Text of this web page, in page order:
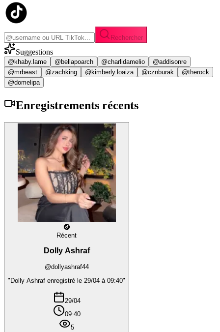
Rechercher
Suggestions
@khaby.lame @bellapoarch @charlidamelio
@addisonre
@mrbeast
@zachking @kimberly.loaiza @cznburak
@therock
@domelipa
Enregistrements récents
Récent
Dolly Ashraf
@dollyashraf44
"Dolly Ashraf enregistré le 29/04 à 09:40"
29/04
09:40
5